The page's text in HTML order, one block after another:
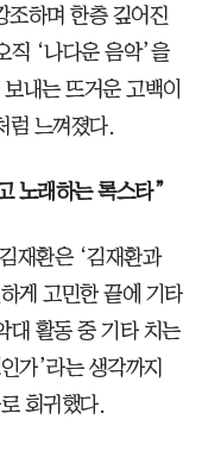
조하며 한층 깊어진
직 ‘나다운 음악’을
내는 뜨거운 고백이
럼 느껴졌다.
노래하는 록스타”
재환은 ‘김재환과
게 고민한 끝에 기타
대 활동 중 기타 치는
가’라는 생각까지
회귀했다.